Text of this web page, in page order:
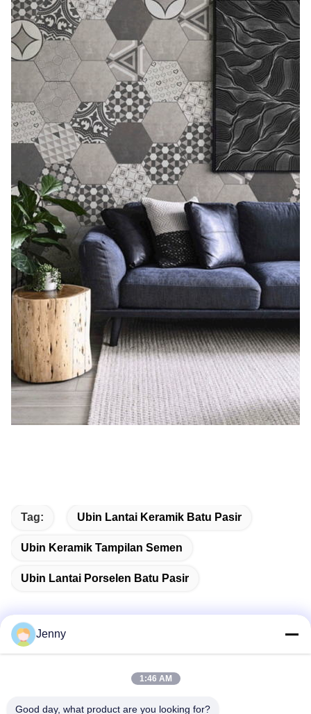
Tag: Ubin Lantai Keramik Batu Pasir
Ubin Keramik Tampilan Semen
Ubin Lantai Porselen Batu Pasir
Jenny
1:46 AM
Good day, what product are you looking for?